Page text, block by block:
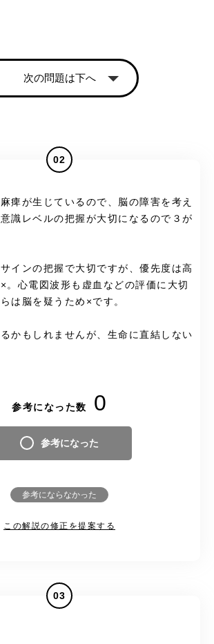
次の問題は下へ
02
痺が生じているので、脳の障害を考え
識レベルの把握が大切になるので３が
インの把握で大切ですが、優先度は高
。心電図波形も虚血などの評価に大切
は脳を疑うため×です。
かもしれませんが、生命に直結しない
参考になった数 0
参考になった
参考にならなかった
この解説の修正を提案する
03